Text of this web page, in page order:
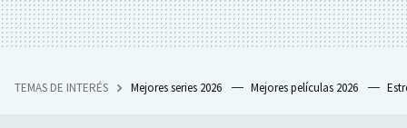
TEMAS DE INTERÉS Mejores series 2026 Mejores películas 2026